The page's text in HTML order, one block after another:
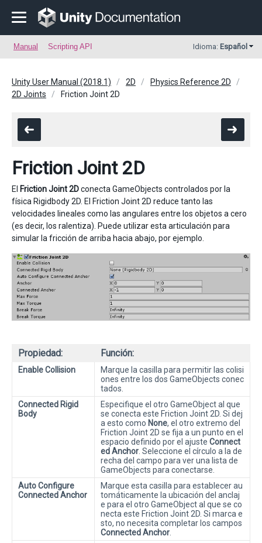
Manual Scripting API Idioma: Español
Unity User Manual (2018.1) 2D
Physics Reference 2D
2D Joints
Friction Joint 2D
Friction Joint 2D
El Friction Joint 2Dconecta GameObjects controlados por la
física Rigidbody 2D. El Friction Joint 2D reduce tanto las
velocidades lineales como las angulares entre los objetos a cero
(es decir, los ralentiza). Puede utilizar esta articulación para
simular la fricción de arriba hacia abajo, por ejemplo.
Propiedad: Función:
Enable Collision
Marque la casilla para permitir las colisi
ones entre los dos GameObjects conec
tados.
Connected Rigid
Body
Especifique el otro GameObject al que
se conecta este Friction Joint 2D. Si dej
a esto como None, el otro extremo del
Friction Joint 2D se fija a un punto en el
espacio definido por el ajuste Connect
ed Anchor. Seleccione el círculo a la de
recha del campo para ver una lista de
GameObjects para conectarse.
Auto Configure
Connected Anchor
Marque esta casilla para establecer au
tomáticamente la ubicación del anclaj
e para el otro GameObject al que se co
necta este Friction Joint 2D. Si marca e
sto, no necesita completar los campos
Connected Anchor.